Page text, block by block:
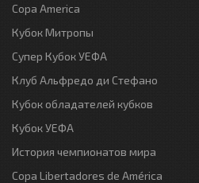
Copa America
Кубок Митропы
Супер Кубок УЕФА
Клуб Альфредо ди Стефано
Кубок обладателей кубков
Кубок УЕФА
История чемпионатов мира
Copa Libertadores de América